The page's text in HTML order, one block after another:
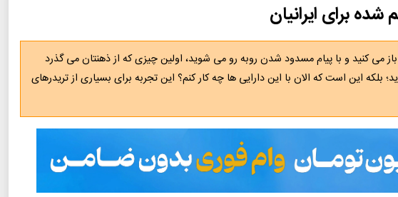
برای ایرانیان
می کنید و با پیام مسدود شدن روبه رو می شوید، اولین چیزی که از ذهنتان می گذرد
بلکه این است که الان با این دارایی ها چه کار کنم؟ این تجربه برای بسیاری از تریدرهای